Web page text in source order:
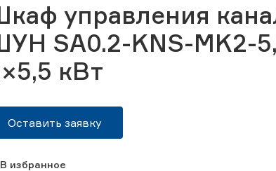
управления
SA0.2-KNS-MK2-
кВт
Оставить заявку
В избранное